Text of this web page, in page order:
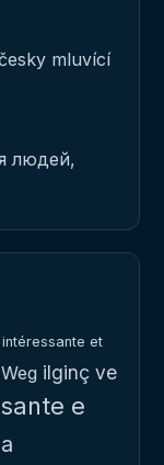
mluvící
людей,
et
ilginç ve
e